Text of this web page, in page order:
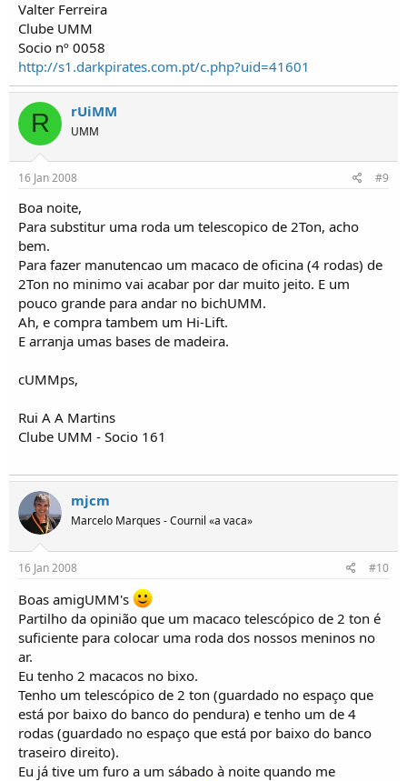
Valter Ferreira
Clube UMM
Socio nº 0058
http://s1.darkpirates.com.pt/c.php?uid=41601
R rUiMM
UMM
16 Jan 2008 #9
Boa noite,
Para substitur uma roda um telescopico de 2Ton, acho
bem.
Para fazer manutencao um macaco de oficina (4 rodas) de
2Ton no minimo vai acabar por dar muito jeito. E um
pouco grande para andar no bichUMM.
Ah, e compra tambem um Hi-Lift.
E arranja umas bases de madeira.
cUMMps,
Rui A A Martins
Clube UMM - Socio 161
mjcm
Marcelo Marques - Cournil «a vaca»
16 Jan 2008 #10
Boas amigUMM's
Partilho da opinião que um macaco telescópico de 2 ton é
suficiente para colocar uma roda dos nossos meninos no
ar.
Eu tenho 2 macacos no bixo.
Tenho um telescópico de 2 ton (guardado no espaço que
está por baixo do banco do pendura) e tenho um de 4
rodas (guardado no espaço que está por baixo do banco
traseiro direito).
Eu já tive um furo a um sábado à noite quando me